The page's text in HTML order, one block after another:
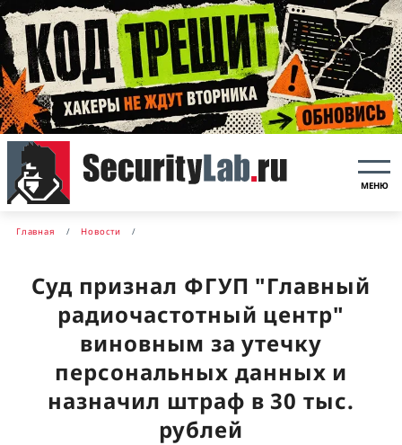
МЕНЮ
Главная Новости
Суд признал ФГУП "Главный
радиочастотный центр"
виновным за утечку
персональных данных и
назначил штраф в 30 тыс.
рублей